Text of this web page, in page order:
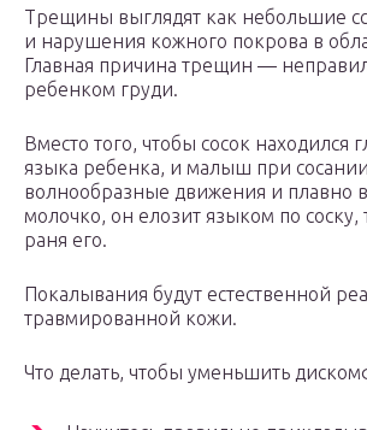
Трещины выглядят как небольшие
и нарушения кожного покрова в
Главная причина трещин —
ребенком груди.
Вместо того, чтобы сосок находился
языка ребенка, и малыш при
волнообразные движения и плавно
молочко, он елозит языком по соску,
раня его.
Покалывания будут естественной
травмированной кожи.
Что делать, чтобы уменьшить